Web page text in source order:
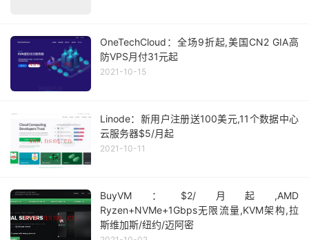
OneTechCloud：全场9折起,美国CN2 GIA高
防VPS月付31元起
2021-10-15
Linode：新用户注册送100美元,11个数据中心
云服务器$5/月起
2021-10-11
BuyVM：$2/月起,AMD
Ryzen+NVMe+1Gbps无限流量,KVM架构,拉
斯维加斯/纽约/迈阿密